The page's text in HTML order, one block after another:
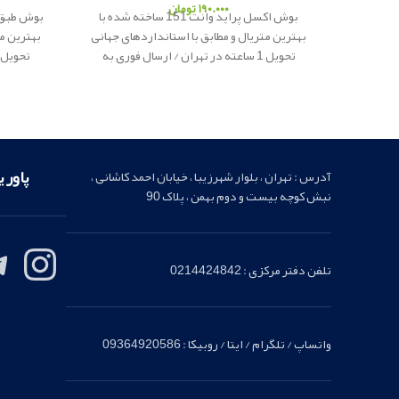
۱۹۰.۰۰۰تومان بوش اکسل پراید وانت 151 ساخته شده با
بهترین متریال و مطابق با استانداردهای جهانی
تحویل 1 ساعته در تهران / ارسال فوری به
بهترین
آدرس : تهران ، بلوار شهرزیبا ، خیابان احمد کاشانی ،
نبش کوچه بیست و دوم بهمن ، پلاک 90
تلفن دفتر مرکزی : 0214424842
واتساپ / تلگرام / ایتا / روبیکا : 09364920586